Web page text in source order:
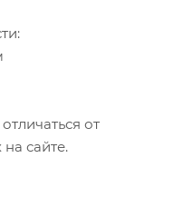
от
сайте.